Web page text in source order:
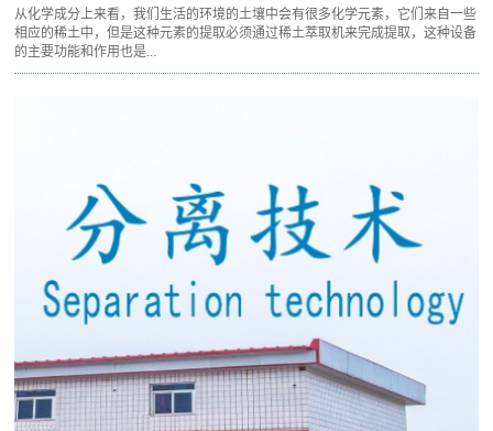
从化学成分上来看，我们生活的环境的土壤中会有很多化学元素，它们来自一些
相应的稀土中，但是这种元素的提取必须通过稀土萃取机来完成提取，这种设备
的主要功能和作用也是...